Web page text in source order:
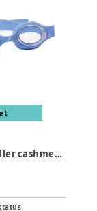
Cuppy dykkerbriller cashmere- infant 2-6 years